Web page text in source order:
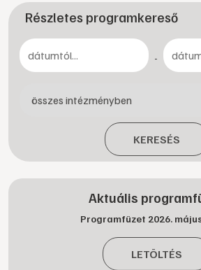
Részletes programkereső
-
KERESÉS
Aktuális
Programfüzet 2026.
LETÖLTÉS